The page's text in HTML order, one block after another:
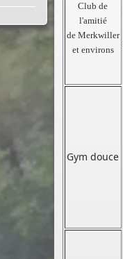
Club de
l'amitié
de Merkwiller
et environs
Gym douce